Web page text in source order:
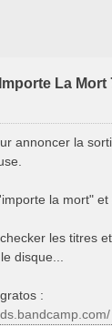
La Mort
annoncer la
la mort" et
les titres
disque...
: